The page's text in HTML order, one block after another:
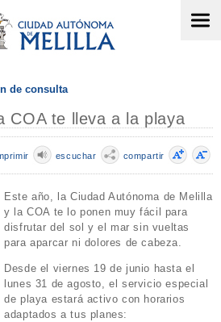
de consulta
COA te lleva a la playa
compartir
escuchar
Este año, la Ciudad Autónoma de Melilla
y la COA te lo ponen muy fácil para
disfrutar del sol y el mar sin vueltas
para aparcar ni dolores de cabeza.
Desde el viernes 19 de junio hasta el
lunes 31 de agosto, el servicio especial
de playa estará activo con horarios
adaptados a tus planes: